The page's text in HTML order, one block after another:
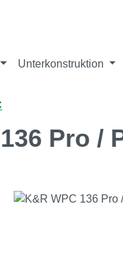
Unterkonstruktion
Pro /